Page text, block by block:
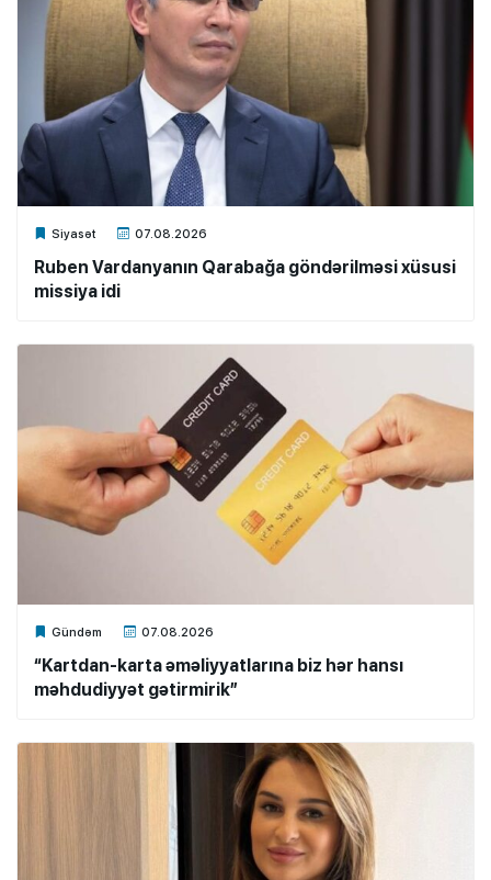
Siyasət 07.08.2026
Xalq.Online
Ruben Vardanyanın Qarabağa göndərilməsi xüsusi
missiya idi
Gündəm 07.08.2026
Xalq.Online
“Kartdan-karta əməliyyatlarına biz hər hansı
məhdudiyyət gətirmirik”